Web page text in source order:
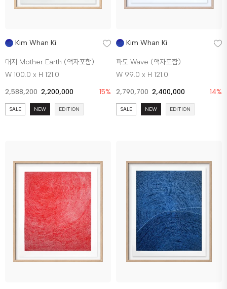
Kim Whan Ki
대지 Mother Earth (액자포함)
W 100.0 x H 121.0
2,588,200 2,200,000 15%
SALE NEW EDITION
Kim Whan Ki
파도 Wave (액자포함)
W 99.0 x H 121.0
2,790,700 2,400,000 14%
SALE NEW EDITION